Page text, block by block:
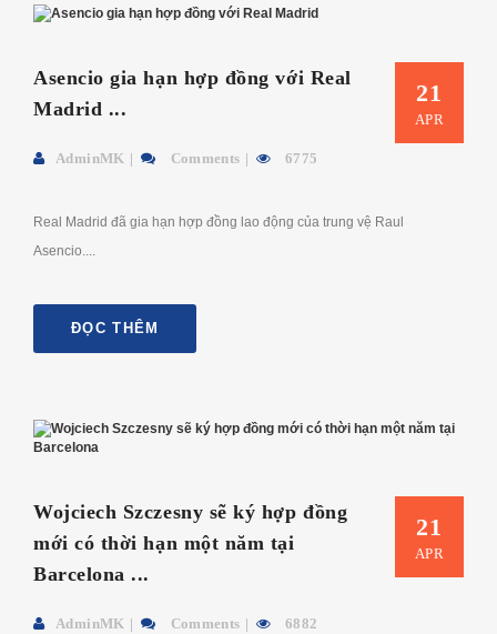
21
APR
Asencio gia hạn hợp đồng với Real
Madrid ...
AdminMK Comments 6775
Real Madrid đã gia hạn hợp đồng lao động của trung vệ Raul
Asencio....
ĐỌC THÊM
21
APR
Wojciech Szczesny sẽ ký hợp đồng
mới có thời hạn một năm tại
Barcelona ...
AdminMK Comments 6882